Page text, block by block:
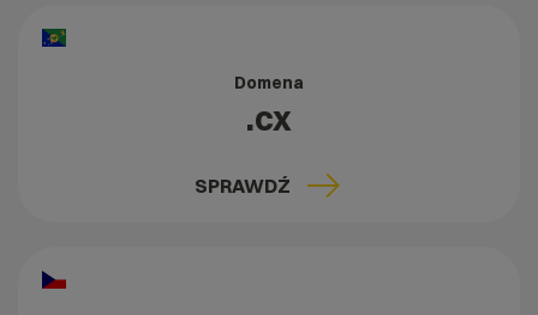
Domena
.cx
SPRAWDŹ